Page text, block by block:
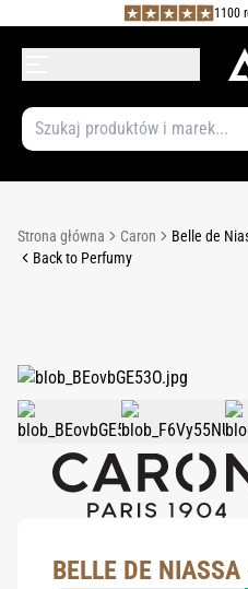
1100
Strona główna Caron
Belle de
Back to Perfumy
BELLE DE